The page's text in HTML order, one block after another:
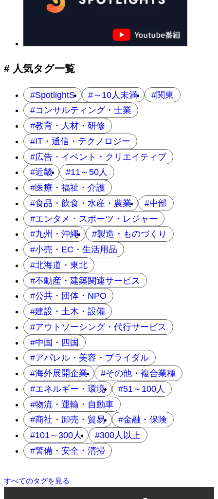
ョ
# 人気タグ一覧
SpotlightS ～10人未満
関東
コンサルティング・士業
教育・人材・研修
IT・通信・テクノロジー
広告・イベント・クリエイティブ
近畿
11～50人
医療・福祉・介護
食品・飲食・水産・農業
中部
エンタメ・スポーツ・レジャー
九州・沖縄
製造・ものづくり
小売・EC・生活用品
北海道・東北
不動産・建築関連サービス
公共・団体・NPO
建設・土木・設備
アウトソーシング・代行サービス
中国・四国
アパレル・美容・ブライダル
海外展開企業
その他・複合業種
エネルギー・環境
51～100人
物流・運輸・自動車
商社・卸売・貿易
金融・保険
101～300人
300人以上
警備・安全・清掃
すべてのタグを見る